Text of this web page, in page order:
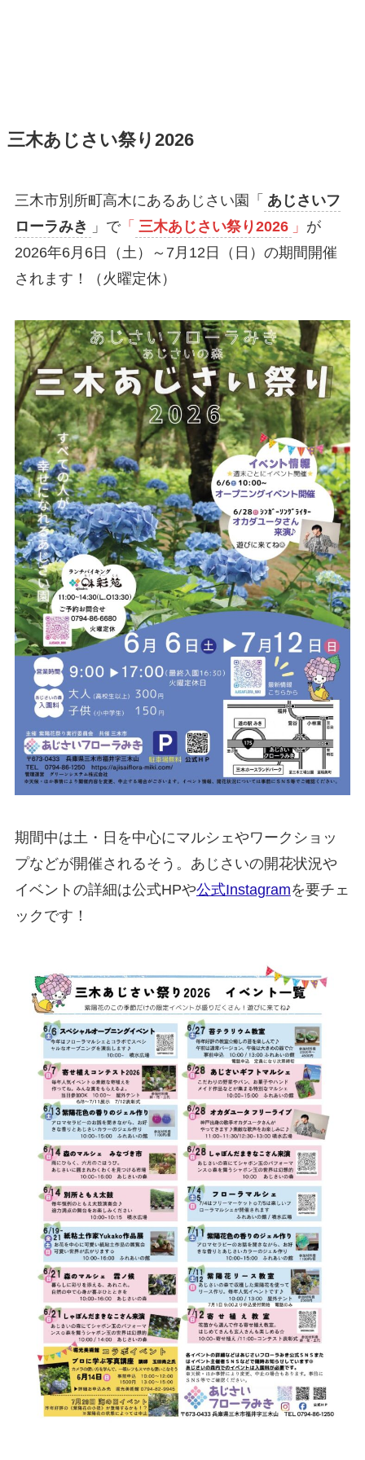
三木あじさい祭り2026
三木市別所町高木にあるあじさい園「 あじさいフ
ローラみき
」で「 三木あじさい祭り2026 」 が
2026年6月6日（土）～7月12日（日）の期間開催
されます！（火曜定休）
期間中は土・日を中心にマルシェやワークショッ
プなどが開催されるそう。あじさいの開花状況や
イベントの詳細は公式HPや公式Instagramを要チェ
ックです！